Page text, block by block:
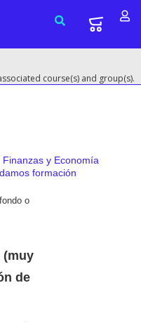
course(s) and group(s).
y Economía
formación
o
(muy
de